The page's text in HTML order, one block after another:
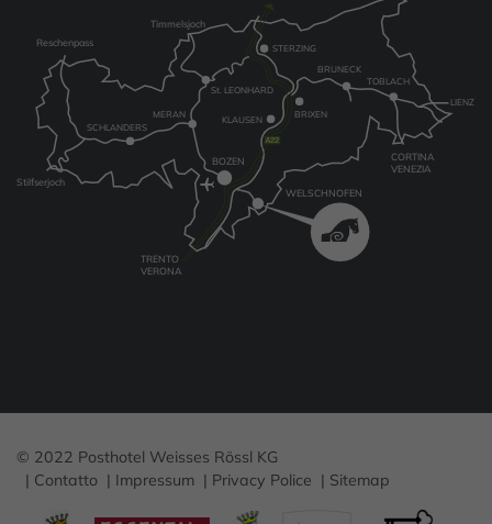
KLAUSEN
BRIXEN
WELSCHNOFEN
LIENZ
BRUNECK
TOBLACH
STERZING
CORTINA
VENEZIA
TRENTO
VERONA
BOZEN
MERAN
SCHLANDERS
St. LEONHARD
Timmelsjoch
Reschenpass
Stilfserjoch
© 2022 Posthotel Weisses Rössl KG
Contatto
Impressum Privacy Police Sitemap